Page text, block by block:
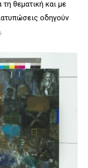
θεματική και με
οδηγούν